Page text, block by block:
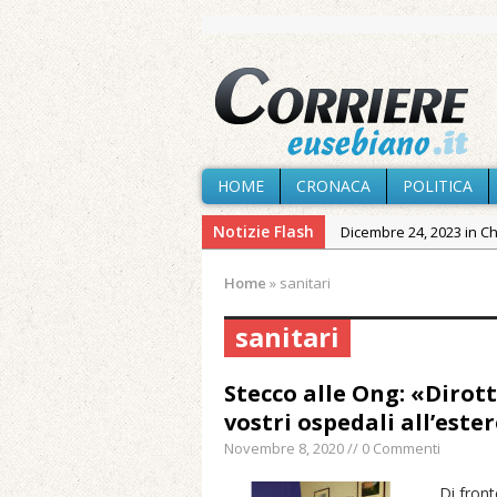
HOME CRONACA POLITICA
Notizie Flash Dicembre 24, 2023 in
provvisoria»
Agosto 7, 2026 in
Agosto 7, 2026 in
Agosto 7, 2026 in
Home » sanitari
sanitari
Stecco alle Ong:
vostri ospedali
Novembre 8, 2020 // 0 Commenti